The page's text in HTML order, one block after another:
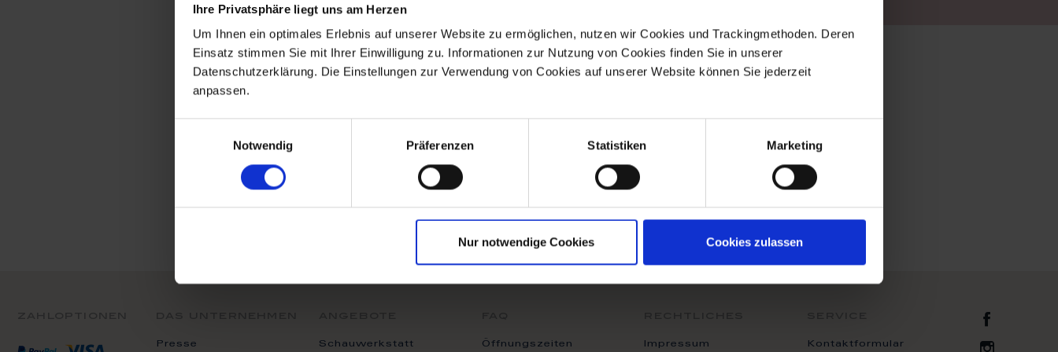
Ihre Privatsphäre liegt uns am Herzen
Um Ihnen ein optimales Erlebnis auf unserer Website zu ermöglichen, nutzen wir Cookies und Trackingmethoden. Deren
Einsatz stimmen Sie mit Ihrer Einwilligung zu. Informationen zur Nutzung von Cookies finden Sie in unserer
Datenschutzerklärung. Die Einstellungen zur Verwendung von Cookies auf unserer Website können Sie jederzeit
anpassen.
Notwendig
Präferenzen Statistiken Marketing
Nur notwendige Cookies Cookies zulassen
Leider können wir keine passenden Produkte zu ihrer Auswahl finden.
Presse Schauwerkstatt Öffnungszeiten Impressum Kontaktformular